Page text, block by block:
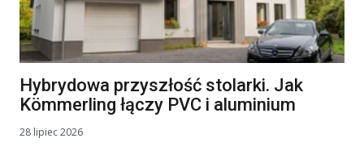
Hybrydowa przyszłość stolarki. Jak
Kömmerling łączy PVC i aluminium
28 lipiec 2026